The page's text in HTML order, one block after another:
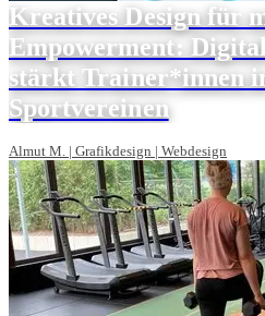
Kreatives Design für
Empowerment:
stärkt Trainer*innen
Sportvereinen
Almut M. | Grafikdesign | Webdesign